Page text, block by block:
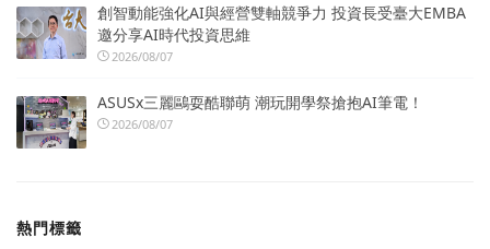
創智動能強化AI與經營雙軸競爭力 投資長受臺大EMBA
邀分享AI時代投資思維
2026/08/07
ASUSx三麗鷗耍酷聯萌 潮玩開學祭搶抱AI筆電！
2026/08/07
熱門標籤